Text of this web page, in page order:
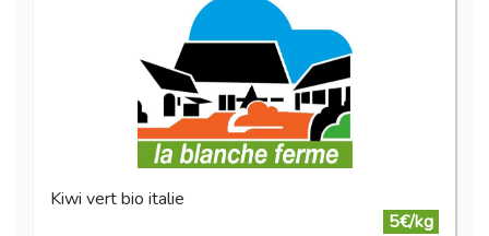
Kiwi vert bio italie
5€/kg